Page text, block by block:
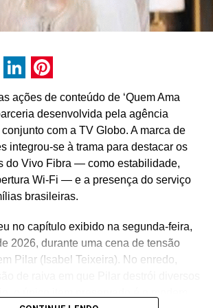
em família e companheirismo.
Borges e aborda longevidade
ao grupo Aramis Inc., lançou
LinkedIn
Pinterest
ações de conteúdo de ‘Quem Ama
desenvolvida pela agência
com a TV Globo. A marca de
integrou-se à trama para destacar os
do Vivo Fibra — como estabilidade,
Wi-Fi — e a presença do serviço
brasileiras.
no capítulo exibido na segunda-feira,
2026, durante uma cena de tensão
Pilar (Isabel Teixeira). No enredo,